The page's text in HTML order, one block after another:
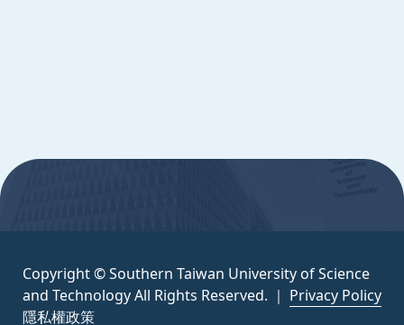
Copyright © Southern Taiwan University of Science
and Technology All Rights Reserved. ｜ Privacy Policy
隱私權政策